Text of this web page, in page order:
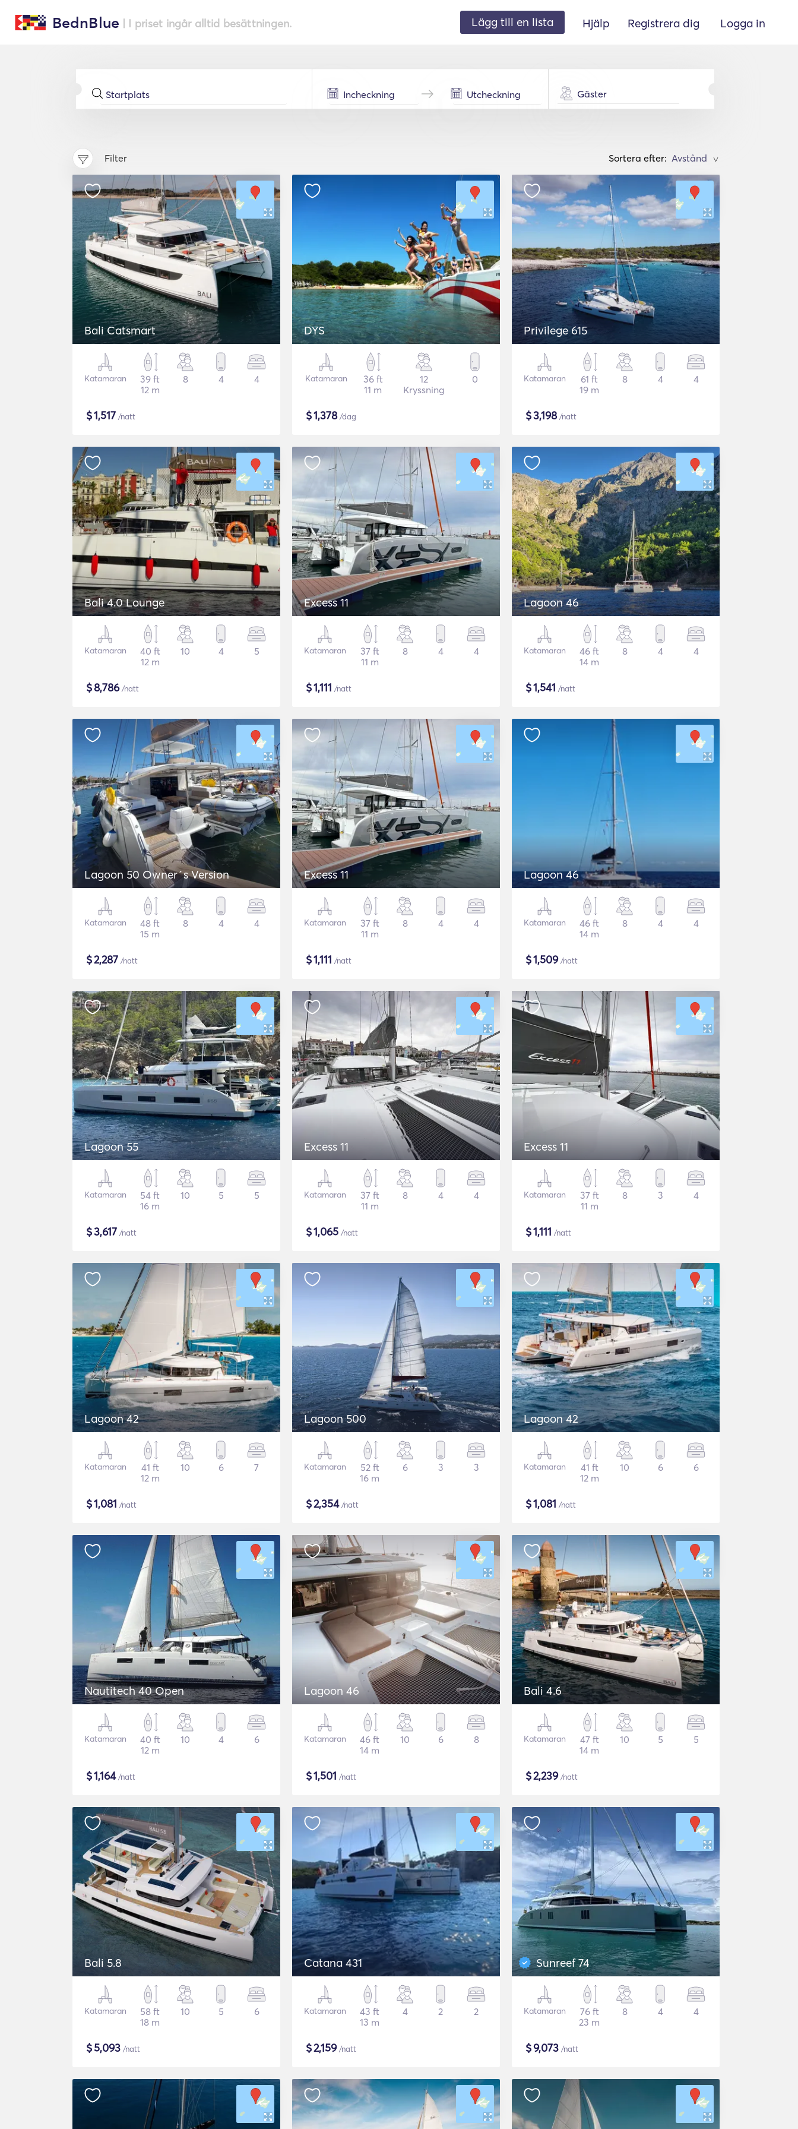
BednBlue | I priset ingår alltid besättningen. Lägg till en lista Hjälp Registrera dig Logga in
Gäster
Filter Sortera efter: >
Bali Catsmart
Katamaran
39 ft
12 m
8 4 4
$1,517 /natt
DYS
Katamaran
36 ft
11 m
12
Kryssning
0
$1,378/dag
Privilege 615
Katamaran
61 ft
19 m
8 4 4
$3,198/natt
Bali 4.0 Lounge
Katamaran
40 ft
12 m
10 4 5
$8,786/natt
Excess 11
Katamaran
37 ft
11 m
8 4 4
$1,111 /natt
Lagoon 46
Katamaran
46 ft
14 m
8 4 4
$1,541 /natt
Lagoon 50 Owner´s Version
Katamaran
48 ft
15 m
8 4 4
$2,287 /natt
Excess 11
Katamaran
37 ft
11 m
8 4 4
$1,111 /natt
Lagoon 46
Katamaran
46 ft
14 m
8 4 4
$1,509/natt
Lagoon 55
Katamaran
54 ft
16 m
10 5 5
$3,617 /natt
Excess 11
Katamaran
37 ft
11 m
8 4 4
$1,065 /natt
Excess 11
Katamaran
37 ft
11 m
8 3 4
$1,111 /natt
Lagoon 42
Katamaran
41 ft
12 m
10 6 7
$1,081 /natt
Lagoon 500
Katamaran
52 ft
16 m
6 3 3
$2,354/natt
Lagoon 42
Katamaran
41 ft
12 m
10 6 6
$1,081 /natt
Nautitech 40 Open
Katamaran
40 ft
12 m
10 4 6
$1,164/natt
Lagoon 46
Katamaran
46 ft
14 m
10 6 8
$1,501 /natt
Bali 4.6
Katamaran
47 ft
14 m
10 5 5
$2,239/natt
Bali 5.8
Katamaran
58 ft
18 m
10 5 6
$5,093 /natt
Catana 431
Katamaran
43 ft
13 m
4 2 2
$2,159/natt
Sunreef 74
Katamaran
76 ft
23 m
8 4 4
$9,073 /natt